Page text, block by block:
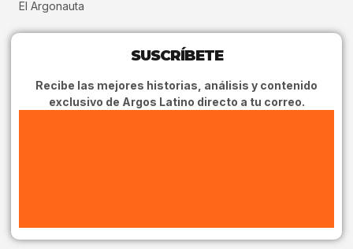
El Argonauta
SUSCRÍBETE
Recibe las mejores historias, análisis y contenido
exclusivo de Argos Latino directo a tu correo.